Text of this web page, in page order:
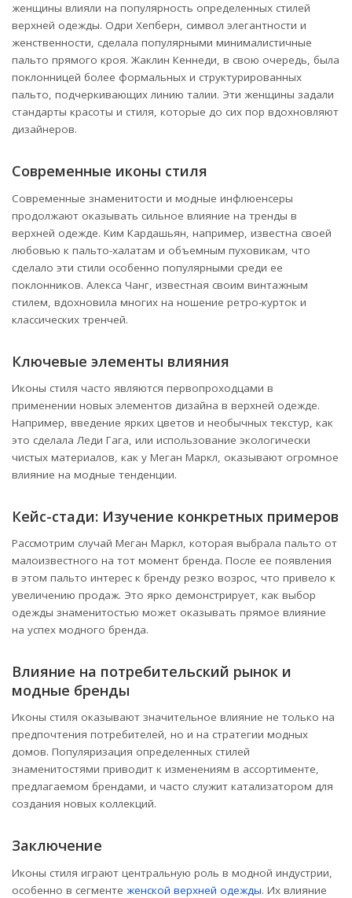
женщины влияли на популярность определенных стилей
верхней одежды. Одри Хепберн, символ элегантности и
женственности, сделала популярными минималистичные
пальто прямого кроя. Жаклин Кеннеди, в свою очередь, была
поклонницей более формальных и структурированных
пальто, подчеркивающих линию талии. Эти женщины задали
стандарты красоты и стиля, которые до сих пор вдохновляют
дизайнеров.
Современные иконы стиля
Современные знаменитости и модные инфлюенсеры
продолжают оказывать сильное влияние на тренды в
верхней одежде. Ким Кардашьян, например, известна своей
любовью к пальто-халатам и объемным пуховикам, что
сделало эти стили особенно популярными среди ее
поклонников. Алекса Чанг, известная своим винтажным
стилем, вдохновила многих на ношение ретро-курток и
классических тренчей.
Ключевые элементы влияния
Иконы стиля часто являются первопроходцами в
применении новых элементов дизайна в верхней одежде.
Например, введение ярких цветов и необычных текстур, как
это сделала Леди Гага, или использование экологически
чистых материалов, как у Меган Маркл, оказывают огромное
влияние на модные тенденции.
Кейс-стади: Изучение конкретных примеров
Рассмотрим случай Меган Маркл, которая выбрала пальто от
малоизвестного на тот момент бренда. После ее появления
в этом пальто интерес к бренду резко возрос, что привело к
увеличению продаж. Это ярко демонстрирует, как выбор
одежды знаменитостью может оказывать прямое влияние
на успех модного бренда.
Влияние на потребительский рынок и
модные бренды
Иконы стиля оказывают значительное влияние не только на
предпочтения потребителей, но и на стратегии модных
домов. Популяризация определенных стилей
знаменитостями приводит к изменениям в ассортименте,
предлагаемом брендами, и часто служит катализатором для
создания новых коллекций.
Заключение
Иконы стиля играют центральную роль в модной индустрии,
особенно в сегменте женской верхней одежды. Их влияние